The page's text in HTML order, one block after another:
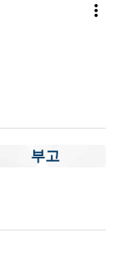
more_vert
부고